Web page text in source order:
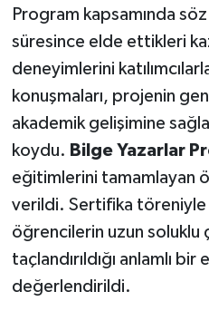
Program kapsamında
süresince elde ettikleri
deneyimlerini
konuşmaları, projenin
akademik gelişimine
koydu. Bilge Yazarlar
eğitimlerini tamamlayan
verildi. Sertifika
öğrencilerin uzun soluklu
taçlandırıldığı anlamlı
değerlendirildi.